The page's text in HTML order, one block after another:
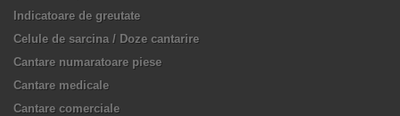
Indicatoare de greutate
Celule de sarcina / Doze cantarire
Cantare numaratoare piese
Cantare medicale
Cantare comerciale